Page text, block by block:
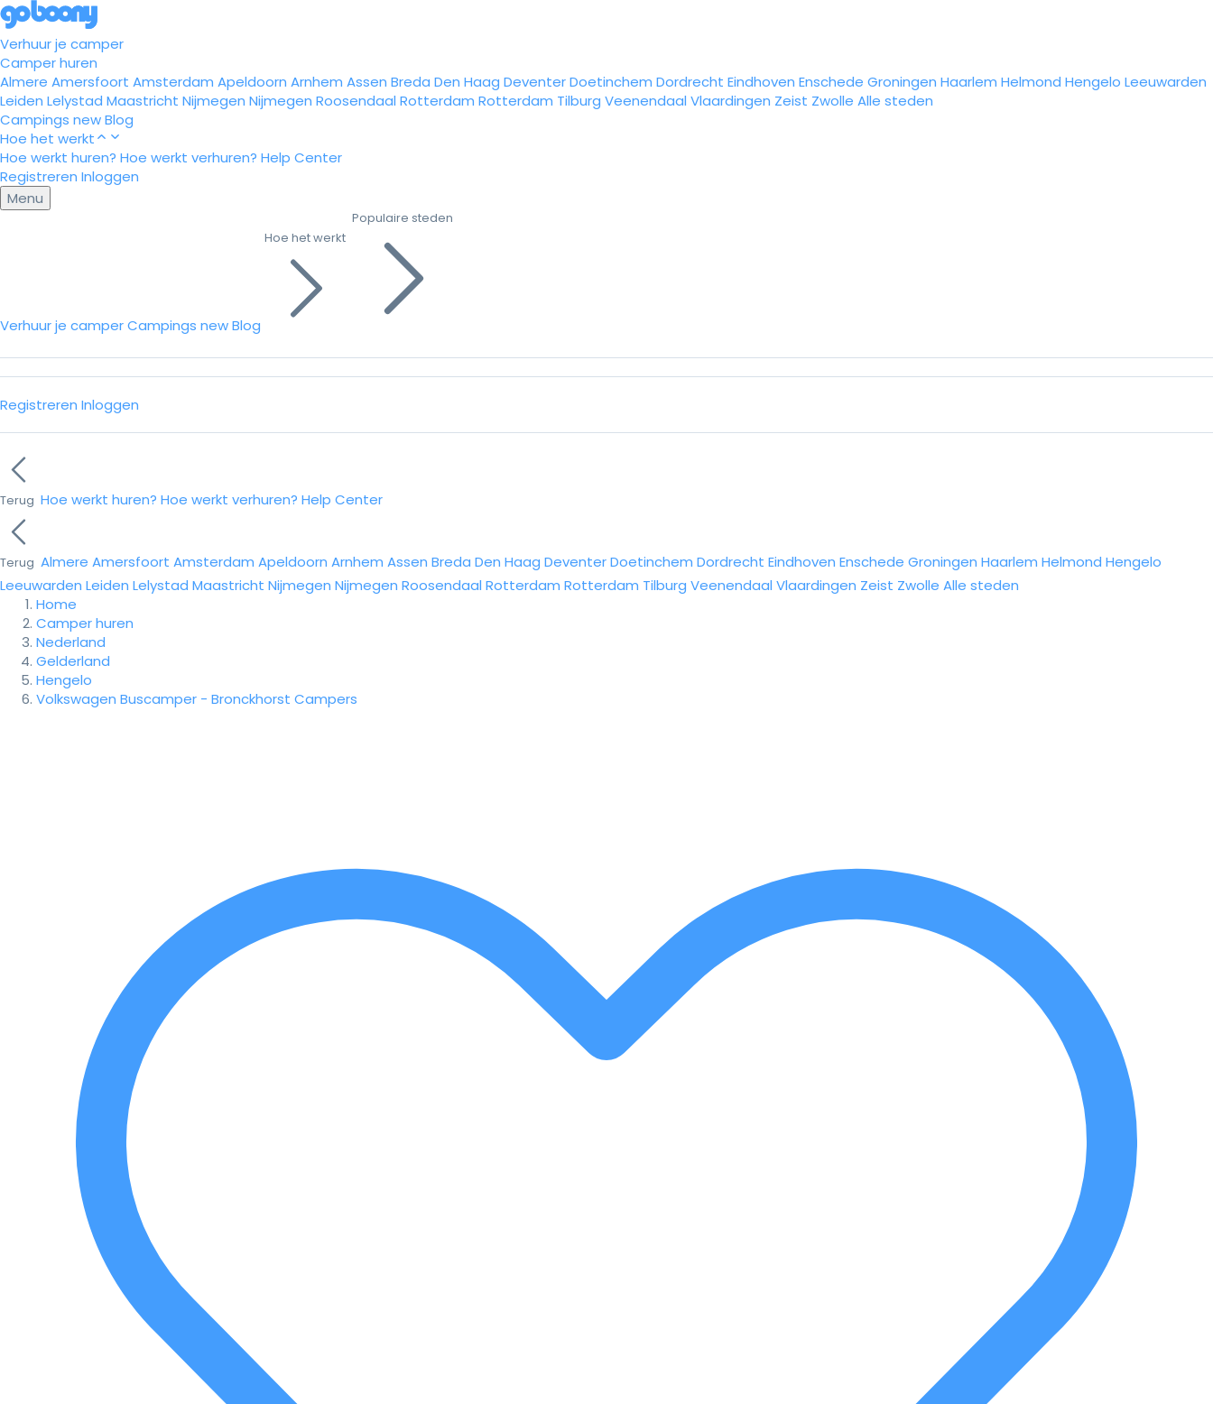
Verhuur je camper
Camper huren
Almere Amersfoort Amsterdam Apeldoorn Arnhem Assen Breda Den Haag DeventerDoetinchem Dordrecht Eindhoven Enschede Groningen Haarlem Helmond Hengelo Leeuwarden
Leiden Lelystad Maastricht Nijmegen Nijmegen Roosendaal Rotterdam Rotterdam Tilburg Veenendaal Vlaardingen Zeist Zwolle Alle steden
Campings newBlog
Hoe het werkt
Hoe werkt huren? Hoe werkt verhuren? Help Center
Registreren Inloggen
Menu
Verhuur je camperCampings newBlog
Hoe het werkt
Populaire steden
Registreren Inloggen
Terug Hoe werkt huren? Hoe werkt verhuren? Help Center
Terug Almere Amersfoort Amsterdam Apeldoorn Arnhem Assen Breda Den Haag DeventerDoetinchem Dordrecht Eindhoven Enschede Groningen Haarlem Helmond Hengelo
Leeuwarden Leiden Lelystad Maastricht Nijmegen Nijmegen Roosendaal Rotterdam Rotterdam Tilburg Veenendaal Vlaardingen Zeist Zwolle Alle steden
Home
Camper huren
Nederland
Gelderland
Hengelo
Volkswagen Buscamper - Bronckhorst Campers